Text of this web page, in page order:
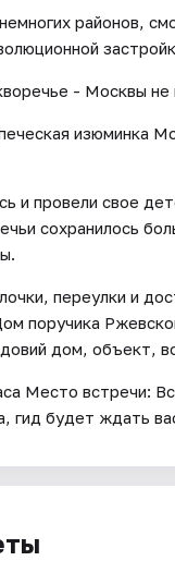
районов,
- Москвы не
изюминка
и провели свое
сохранилось
переулки и
поручика
дом, объект,
Место встречи:
будет ждать